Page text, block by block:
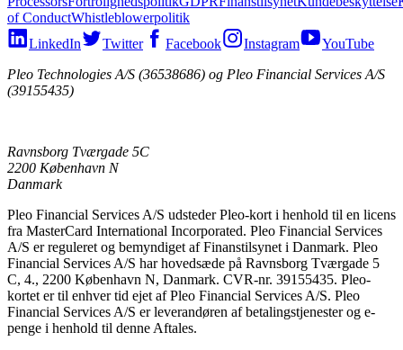
of ConductWhistleblowerpolitik
LinkedIn
Twitter Facebook Instagram
YouTube
Pleo Technologies A/S (36538686) og Pleo Financial Services A/S
(39155435)
Ravnsborg Tværgade 5C
2200 København N
Danmark
Pleo Financial Services A/S udsteder Pleo-kort i henhold til en licens
fra MasterCard International Incorporated. Pleo Financial Services
A/S er reguleret og bemyndiget af Finanstilsynet i Danmark. Pleo
Financial Services A/S har hovedsæde på Ravnsborg Tværgade 5
C, 4., 2200 København N, Danmark. CVR-nr. 39155435. Pleo-
kortet er til enhver tid ejet af Pleo Financial Services A/S. Pleo
Financial Services A/S er leverandøren af betalingstjenester og e-
penge i henhold til denne Aftales.